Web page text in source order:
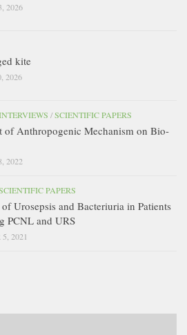
2026
kite
2026
/SCIENTIFIC PAPERS
of Anthropogenic Mechanism on Bio-
2022
PAPERS
Urosepsis and Bacteriuria in Patients
PCNL and URS
2021